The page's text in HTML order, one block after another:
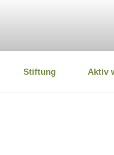
Stiftung Aktiv